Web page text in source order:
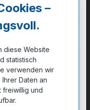
–
diese Website
statistisch
verwenden wir
Daten an
freiwillig und